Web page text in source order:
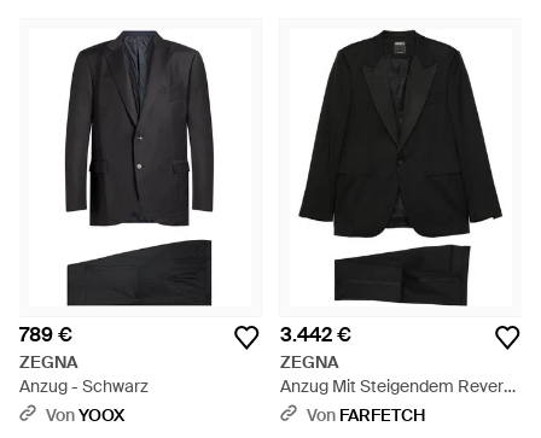
789 €
ZEGNA
Anzug - Schwarz
VonYOOX
3.442 €
ZEGNA
Anzug Mit Steigendem Revers
- Schwarz
Von FARFETCH